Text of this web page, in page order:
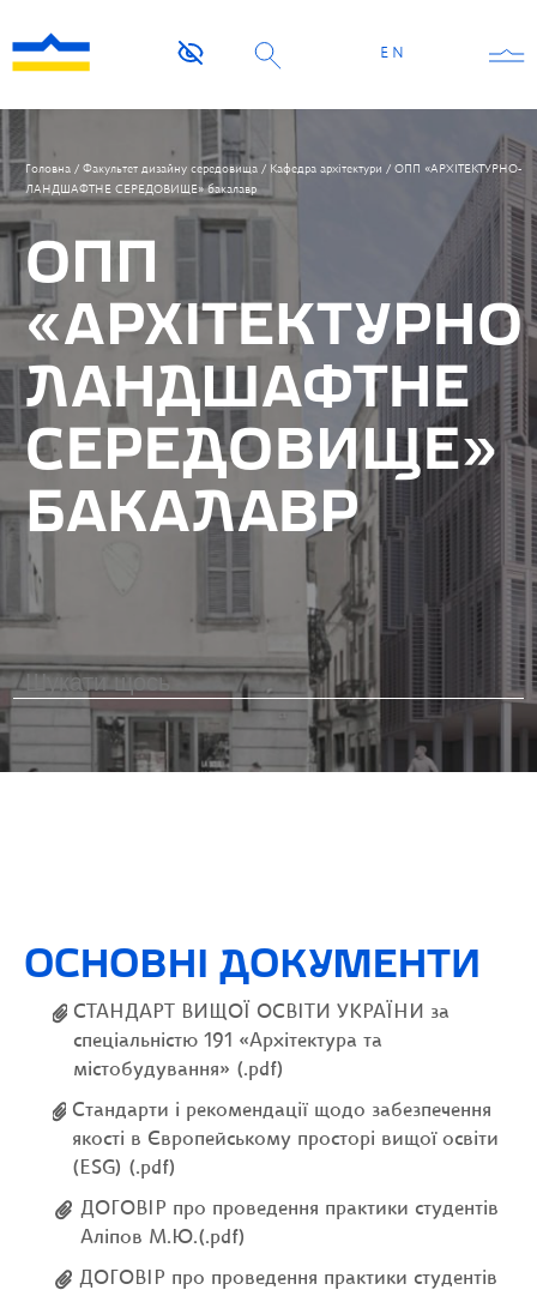
EN
Головна / Факультет дизайну середовища / Кафедра архітектури / ОПП «АРХІТЕКТУРНО-
ЛАНДШАФТНЕ СЕРЕДОВИЩЕ» бакалавр
ОПП
ЛАНДШАФТНЕ
СЕРЕДОВИЩЕ»
БАКАЛАВР
ОСНОВНІ ДОКУМЕНТИ
СТАНДАРТ ВИЩОЇ ОСВІТИ УКРАЇНИ за
спеціальністю 191 «Архітектура та
містобудування» (.pdf)
Стандарти і рекомендації щодо забезпечення
якості в Європейському просторі вищої освіти
(ESG) (.pdf)
ДОГОВІР про проведення практики студентів
Аліпов М.Ю.(.pdf)
ДОГОВІР про проведення практики студентів